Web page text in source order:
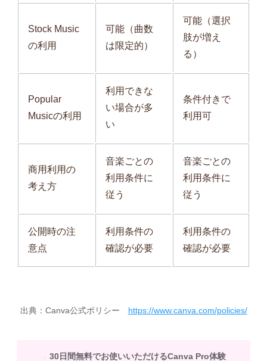
Stock Music
の利用
可能（曲数
は限定的）
可能（選択
肢が増え
る）
Popular
Musicの利用
利用できな
い場合が多
い
条件付きで
利用可
商用利用の
考え方
音楽ごとの
利用条件に
従う
音楽ごとの
利用条件に
従う
公開時の注
意点
利用条件の
確認が必要
利用条件の
確認が必要
出典：Canva公式ポリシー https://www.canva.com/policies/
30日間無料でお使いいただけるCanva Pro体験